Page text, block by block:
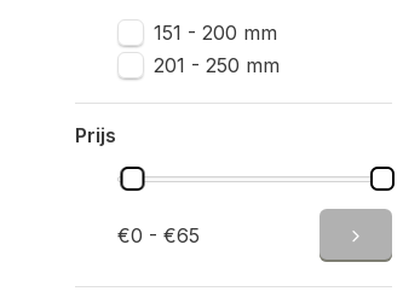
151 - 200 mm
201 - 250 mm
Prijs
€0 - €65